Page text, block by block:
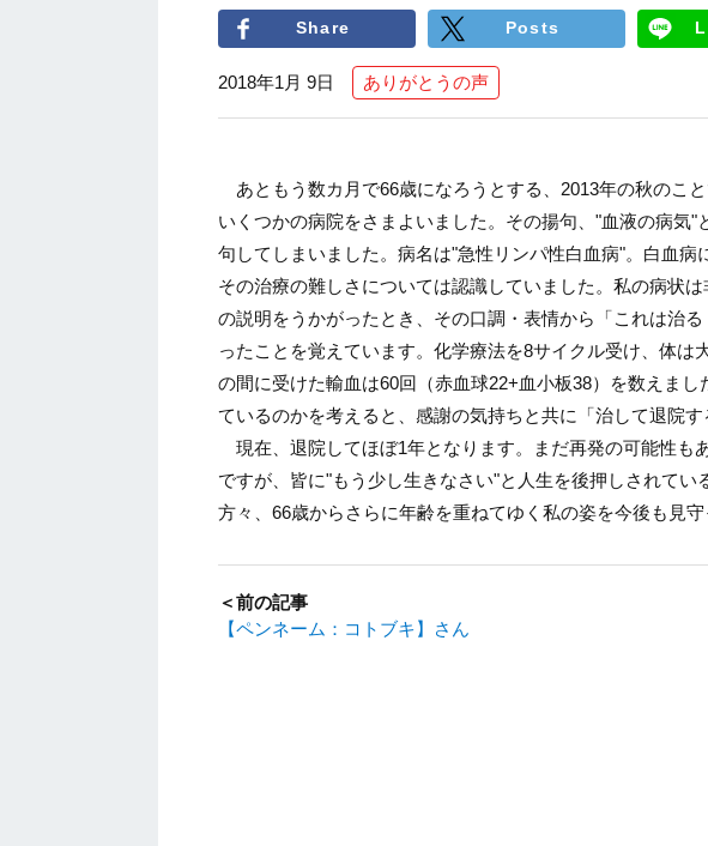
Share Posts
2018年1月 9日 ありがとうの声
あともう数カ月で66歳になろうとする、2013年の秋のこ
いくつかの病院をさまよいました。その揚句、"血液の病気
句してしまいました。病名は"急性リンパ性白血病"。白血病
その治療の難しさについては認識していました。私の病状
の説明をうかがったとき、その口調・表情から「これは治
ったことを覚えています。化学療法を8サイクル受け、体は
の間に受けた輸血は60回（赤血球22+血小板38）を数えま
ているのかを考えると、感謝の気持ちと共に「治して退院す
現在、退院してほぼ1年となります。まだ再発の可能性も
ですが、皆に"もう少し生きなさい"と人生を後押しされて
方々、66歳からさらに年齢を重ねてゆく私の姿を今後も見守
＜前の記事
【ペンネーム：コトブキ】さん